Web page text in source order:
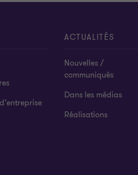
ACTUALITÉS
Nouvelles /
communiqués
Dans les médias
Réalisations